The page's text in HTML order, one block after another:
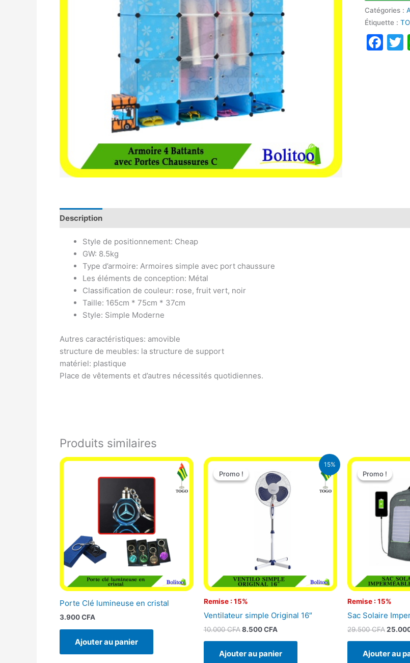
Catégories :
Étiquette :
Description
Style de positionnement: Cheap
GW: 8.5kg
Type d’armoire: Armoires simple avec port chaussure
Les éléments de conception: Métal
Classification de couleur: rose, fruit vert, noir
Taille: 165cm * 75cm * 37cm
Style: Simple Moderne
Autres caractéristiques: amovible
structure de meubles: la structure de support
matériel: plastique
Place de vêtements et d’autres nécessités quotidiennes.
Produits similaires
Porte Clé lumineuse en cristal
3.900CFA
Ajouter au panier
15%
Promo !
Remise : 15%
Promo !
Ventilateur simple Original 16″
10.000CFA
Le
prix
initial
était :
10.000 CFA.
8.500CFA
Le
actuel
est :
8.500 CFA.
Ajouter au panier
Promo !
Remise : 15%
Promo !
Sac Solaire
29.500CFA
Le
prix
initial
29.500
Ajouter au